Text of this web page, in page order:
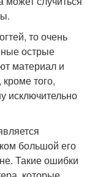
то очень
острые
материал и
того,
исключительно
большой его
Такие ошибки